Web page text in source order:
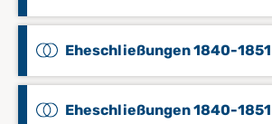
Eheschließungen 1840-1851
Eheschließungen 1840-